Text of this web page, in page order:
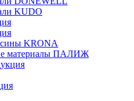
KUDO
KRONA
материалы ПАЛИЖ